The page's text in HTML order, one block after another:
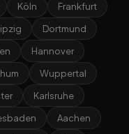
Köln
Frankfurt
Dortmund
Hannover
Wuppertal
Karlsruhe
Aachen